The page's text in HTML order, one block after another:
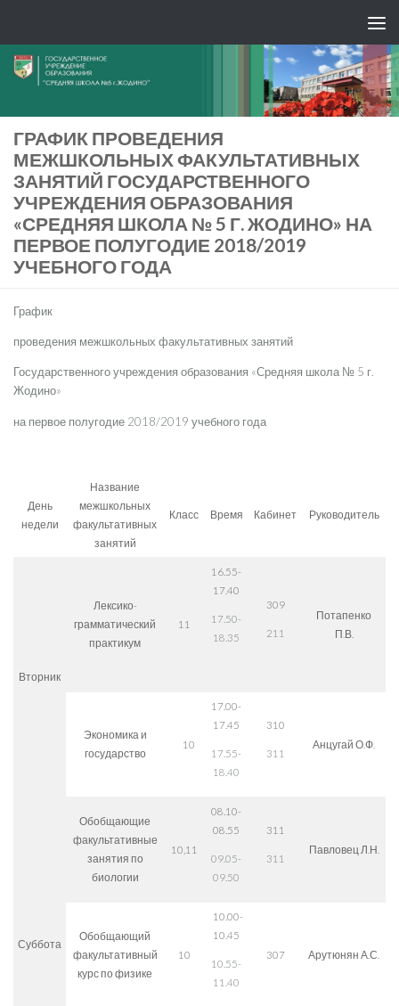
ГРАФИК ПРОВЕДЕНИЯ
МЕЖШКОЛЬНЫХ ФАКУЛЬТАТИВНЫХ
ЗАНЯТИЙ ГОСУДАРСТВЕННОГО
УЧРЕЖДЕНИЯ ОБРАЗОВАНИЯ
«СРЕДНЯЯ ШКОЛА № 5 Г. ЖОДИНО» НА
ПЕРВОЕ ПОЛУГОДИЕ 2018/2019
УЧЕБНОГО ГОДА
График
проведения межшкольных факультативных занятий
Государственного учреждения образования «Средняя школа № 5 г.
Жодино»
на первое полугодие 2018/2019 учебного года
День
недели
Название
межшкольных
факультативных
занятий
Класс Время Кабинет Руководитель
Вторник
Лексико-
грамматический
практикум
11
16.55-
17.40
17.50-
18.35
309
211
Потапенко
П.В.
Экономика и
государство
10
17.00-
17.45
17.55-
18.40
310
311
Анцугай О.Ф.
Суббота
Обобщающие
факультативные
занятия по
биологии
10,11
08.10-
08.55
09.05-
09.50
311
311
Павловец Л.Н.
Обобщающий
факультативный
курс по физике
10
10.00-
10.45
10.55-
11.40
307 Арутюнян А.С.